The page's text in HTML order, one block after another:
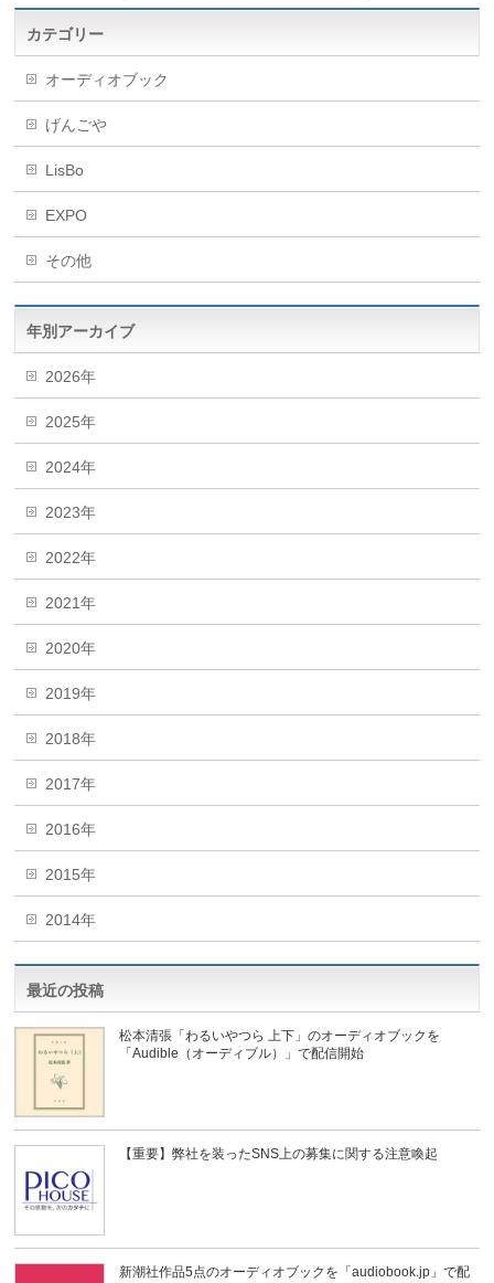
カテゴリー
オーディオブック
げんごや
LisBo
EXPO
その他
年別アーカイブ
2026年
2025年
2024年
2023年
2022年
2021年
2020年
2019年
2018年
2017年
2016年
2015年
2014年
最近の投稿
松本清張「わるいやつら 上下」のオーディオブックを
「Audible（オーディブル）」で配信開始
【重要】弊社を装ったSNS上の募集に関する注意喚起
新潮社作品5点のオーディオブックを「audiobook.jp」で配